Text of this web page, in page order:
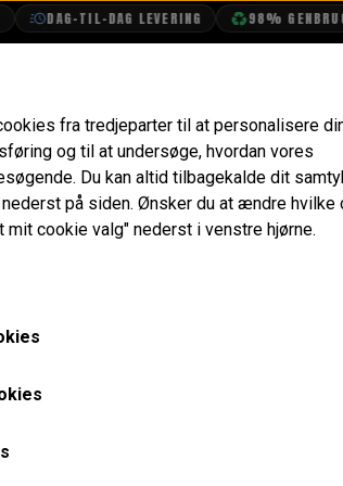
DAG-TIL-DAG LEVERING 98%
Koblings Slange Armeret fra Hovedcylinder
Slange
på
pre-verto og verto kobling. Med banjo
alle højrestyrede Minier (RHD)
fra tredjeparter til at personalisere
og til at undersøge, hvordan vores
Du kan altid tilbagekalde dit
på siden. Ønsker du at ændre hvilke
mit cookie valg" nederst i venstre hjørne.